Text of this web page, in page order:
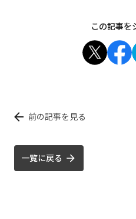
この記事を
前の記事を見る
一覧に戻る